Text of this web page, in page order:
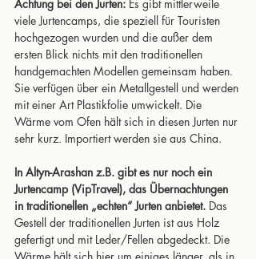
Achtung bei den Jurten: Es gibt mittlerweile
viele Jurtencamps, die speziell für Touristen
hochgezogen wurden und die außer dem
ersten Blick nichts mit den traditionellen
handgemachten Modellen gemeinsam haben.
Sie verfügen über ein Metallgestell und werden
mit einer Art Plastikfolie umwickelt. Die
Wärme vom Ofen hält sich in diesen Jurten nur
sehr kurz. Importiert werden sie aus China.
In Altyn-Arashan z.B. gibt es nur noch ein
Jurtencamp (VipTravel), das Übernachtungen
in traditionellen „echten“ Jurten anbietet. Das
Gestell der traditionellen Jurten ist aus Holz
gefertigt und mit Leder/Fellen abgedeckt. Die